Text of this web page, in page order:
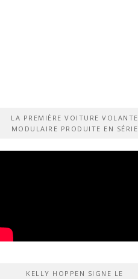
LA PREMIÈRE VOITURE VOLANTE
MODULAIRE PRODUITE EN SÉRIE
KELLY HOPPEN SIGNE LE